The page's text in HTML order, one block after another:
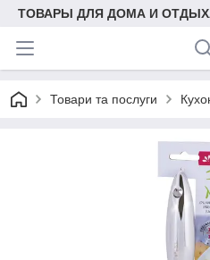
ТОВАРЫ ДЛЯ ДОМА И
Товари та послуги